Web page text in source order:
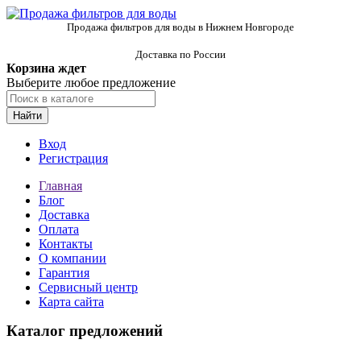
Продажа фильтров для воды в Нижнем Новгороде
Доставка по России
Корзина ждет
Выберите любое предложение
Найти
Вход
Регистрация
Главная
Блог
Доставка
Оплата
Контакты
О компании
Гарантия
Сервисный центр
Карта сайта
Каталог предложений